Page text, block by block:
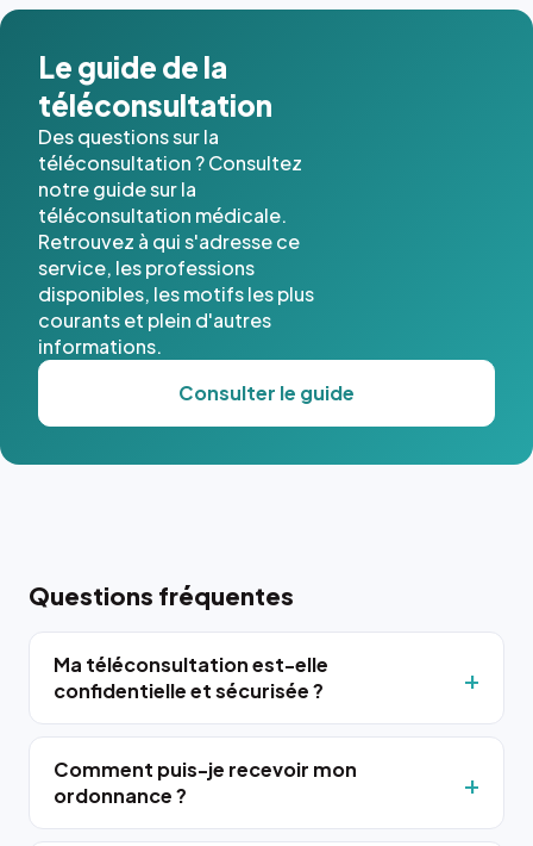
cas. #}
Le guide de la
téléconsultation
Des questions sur la
téléconsultation ? Consultez
notre guide sur la
téléconsultation médicale.
Retrouvez à qui s'adresse ce
service, les professions
disponibles, les motifs les plus
courants et plein d'autres
informations.
Consulter le guide
Questions fréquentes
Ma téléconsultation est-elle
confidentielle et sécurisée ?
Comment puis-je recevoir mon
ordonnance ?